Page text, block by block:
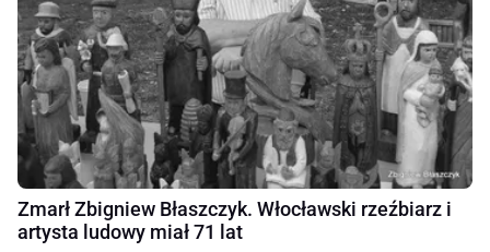
Zmarł Zbigniew Błaszczyk. Włocławski rzeźbiarz i
artysta ludowy miał 71 lat